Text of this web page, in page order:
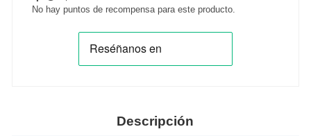
No hay puntos de recompensa para este producto.
Descripción